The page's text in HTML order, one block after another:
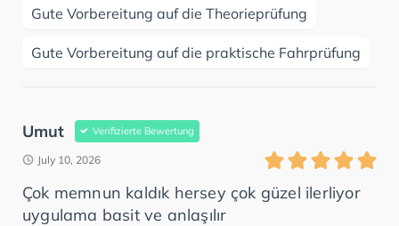
Gute Vorbereitung auf die Theorieprüfung
Gute Vorbereitung auf die praktische Fahrprüfung
Umut Verifizierte Bewertung
July 10, 2026
Çok memnun kaldık hersey çok güzel ilerliyor
uygulama basit ve anlaşılır